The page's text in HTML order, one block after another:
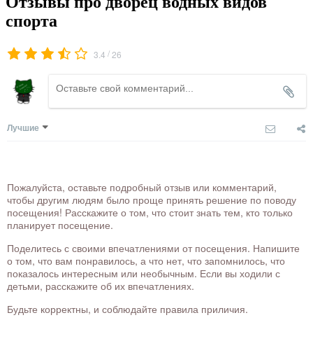
спорта
3.4 /26
Лучшие
Пожалуйста, оставьте подробный отзыв или комментарий,
чтобы другим людям было проще принять решение по поводу
посещения! Расскажите о том, что стоит знать тем, кто только
планирует посещение.
Поделитесь с своими впечатлениями от посещения. Напишите
о том, что вам понравилось, а что нет, что запомнилось, что
показалось интересным или необычным. Если вы ходили с
детьми, расскажите об их впечатлениях.
Будьте корректны, и соблюдайте правила приличия.